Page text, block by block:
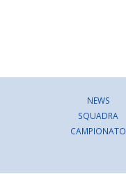
NEWS
SQUADRA
CAMPIONATO